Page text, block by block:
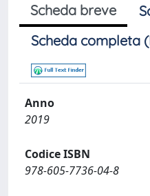
Scheda breve
Scheda completa
Anno
2019
Codice ISBN
978-605-7736-04-8